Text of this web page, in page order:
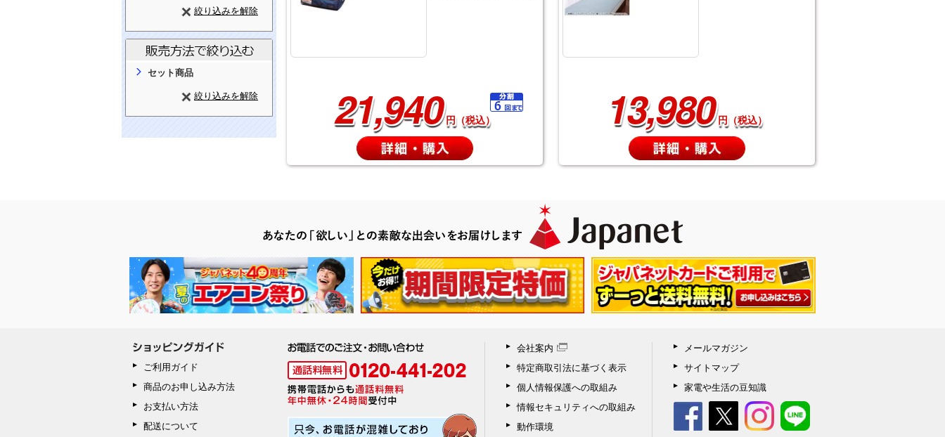
絞り込みを解除
セット商品
絞り込みを解除
21,940 円（税込） 13,980 円（税込）
ご利用ガイド
商品のお申し込み方法
お支払い方法
配送について
会社案内
特定商取引法に基づく表示
個人情報保護への取組み
情報セキュリティへの取組み
動作環境
メールマガジン
サイトマップ
家電や生活の豆知識